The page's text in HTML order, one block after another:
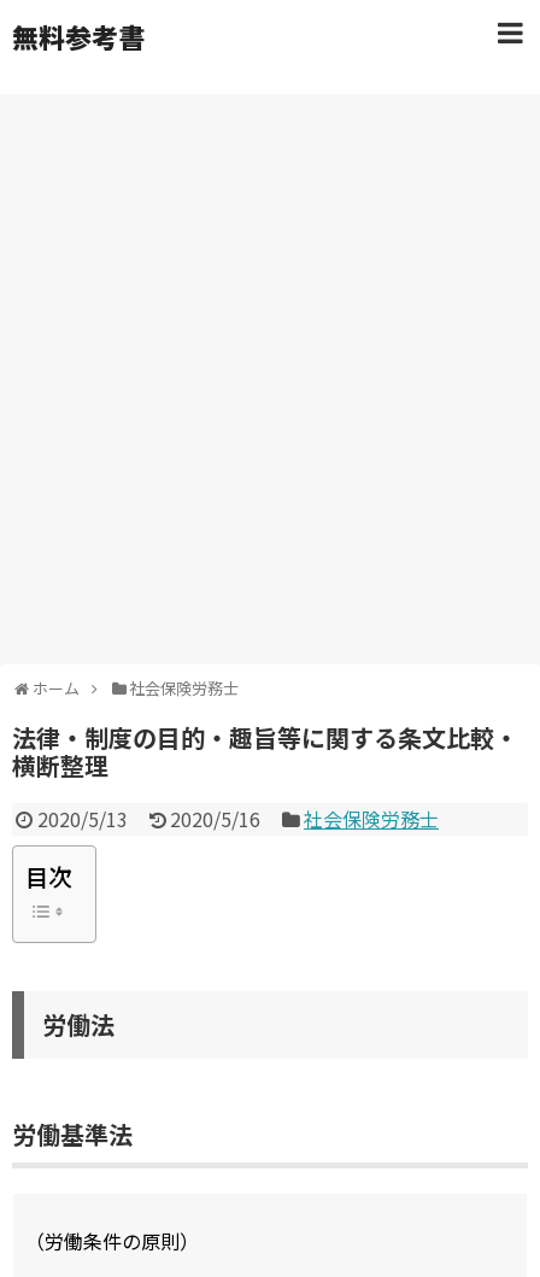
無料参考書
ホーム 社会保険労務士
法律・制度の目的・趣旨等に関する条文比較・
横断整理
2020/5/13 2020/5/16 社会保険労務士
目次
労働法
労働基準法
（労働条件の原則）